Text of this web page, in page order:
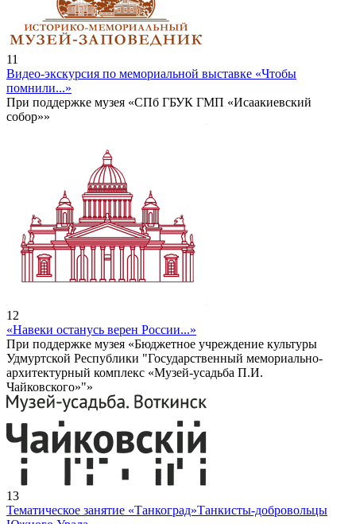
11
Видео-экскурсия по мемориальной выставке «Чтобы
помнили...»
При поддержке музея «СПб ГБУК ГМП «Исаакиевский
собор»»
12
«Навеки останусь верен России...»
При поддержке музея «Бюджетное учреждение культуры
Удмуртской Республики "Государственный мемориально-
архитектурный комплекс «Музей-усадьба П.И.
Чайковского»"»
13
Тематическое занятие «Танкоград»Танкисты-добровольцы